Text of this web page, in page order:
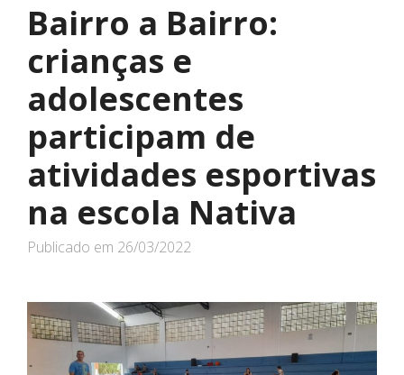
Bairro a Bairro:
crianças e
adolescentes
participam de
atividades esportivas
na escola Nativa
Publicado em 26/03/2022